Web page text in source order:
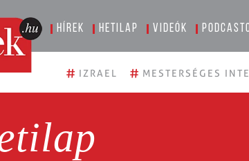
Hírek Hetilap Videók
# IZRAEL # MESTERSÉGES